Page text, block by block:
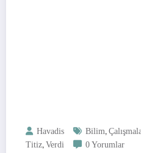
Havadis Bilim,
Titiz, Verdi 0 Yorumlar